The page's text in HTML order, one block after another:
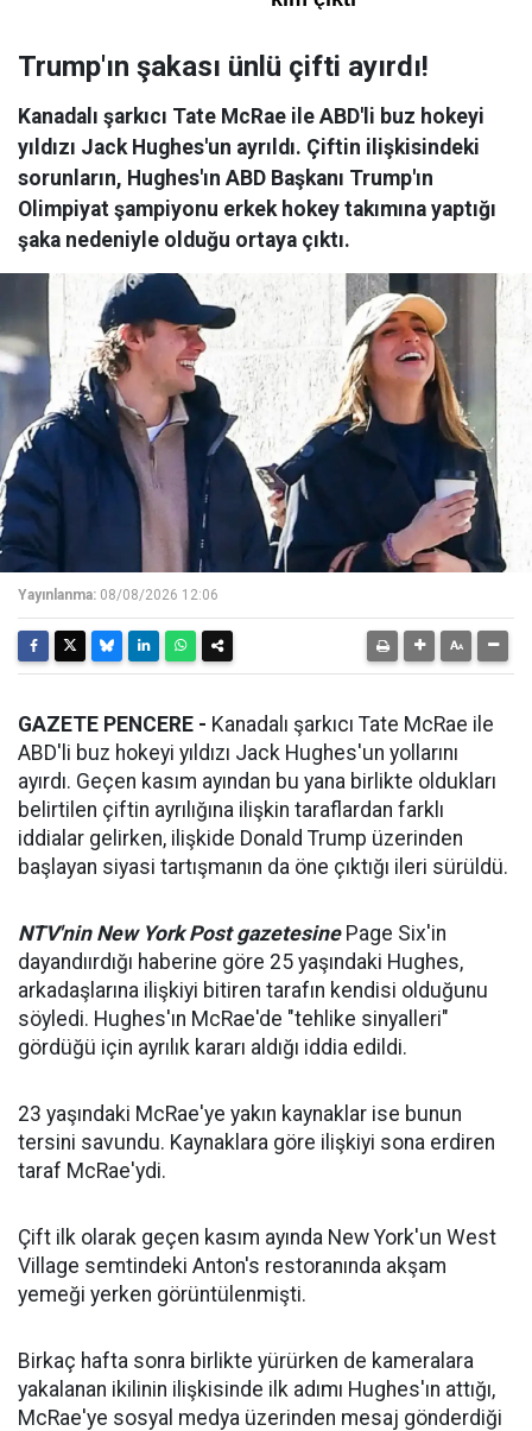
Trump'ın şakası ünlü çifti ayırdı!
Kanadalı şarkıcı Tate McRae ile ABD'li buz hokeyi
yıldızı Jack Hughes'un ayrıldı. Çiftin ilişkisindeki
sorunların, Hughes'ın ABD Başkanı Trump'ın
Olimpiyat şampiyonu erkek hokey takımına yaptığı
şaka nedeniyle olduğu ortaya çıktı.
Yayınlanma: 08/08/2026 12:06
GAZETE PENCERE - Kanadalı şarkıcı Tate McRae ile
ABD'li buz hokeyi yıldızı Jack Hughes'un yollarını
ayırdı. Geçen kasım ayından bu yana birlikte oldukları
belirtilen çiftin ayrılığına ilişkin taraflardan farklı
iddialar gelirken, ilişkide Donald Trump üzerinden
başlayan siyasi tartışmanın da öne çıktığı ileri sürüldü.
NTV'nin New York Post gazetesinePage Six'in
dayandıırdığı haberine göre 25 yaşındaki Hughes,
arkadaşlarına ilişkiyi bitiren tarafın kendisi olduğunu
söyledi. Hughes'ın McRae'de "tehlike sinyalleri"
gördüğü için ayrılık kararı aldığı iddia edildi.
23 yaşındaki McRae'ye yakın kaynaklar ise bunun
tersini savundu. Kaynaklara göre ilişkiyi sona erdiren
taraf McRae'ydi.
Çift ilk olarak geçen kasım ayında New York'un West
Village semtindeki Anton's restoranında akşam
yemeği yerken görüntülenmişti.
Birkaç hafta sonra birlikte yürürken de kameralara
yakalanan ikilinin ilişkisinde ilk adımı Hughes'ın attığı,
McRae'ye sosyal medya üzerinden mesaj gönderdiği